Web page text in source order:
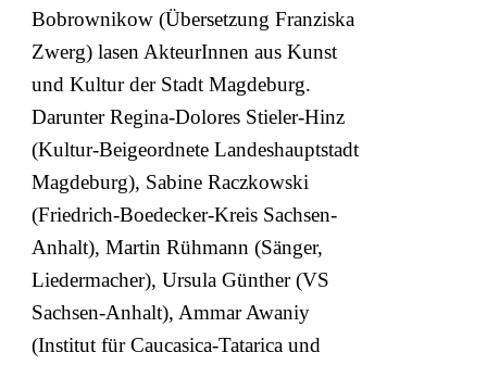
Bobrownikow (Übersetzung Franziska
Zwerg) lasen AkteurInnen aus Kunst
und Kultur der Stadt Magdeburg.
Darunter Regina-Dolores Stieler-Hinz
(Kultur-Beigeordnete Landeshauptstadt
Magdeburg), Sabine Raczkowski
(Friedrich-Boedecker-Kreis Sachsen-
Anhalt), Martin Rühmann (Sänger,
Liedermacher), Ursula Günther (VS
Sachsen-Anhalt), Ammar Awaniy
(Institut für Caucasica-Tatarica und